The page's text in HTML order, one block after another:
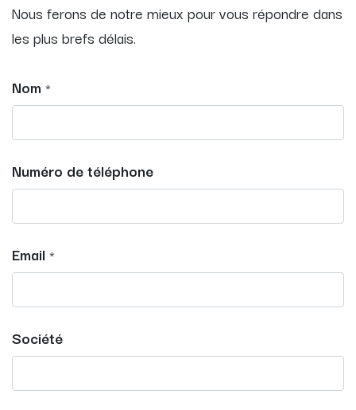
Nous ferons de notre mieux pour vous répondre dans
les plus brefs délais.
Nom *
Numéro de téléphone
Email *
Société